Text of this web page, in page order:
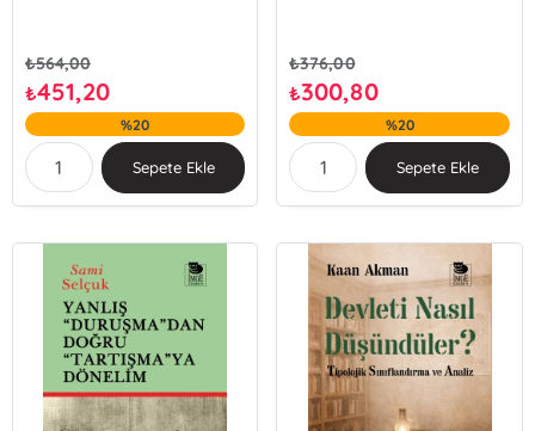
₺564,00
₺451,20
%20
Sepete Ekle
₺376,00
₺300,80
%20
Sepete Ekle